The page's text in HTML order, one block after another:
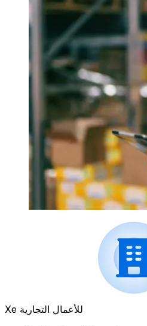
Xe للأعمال التجارية